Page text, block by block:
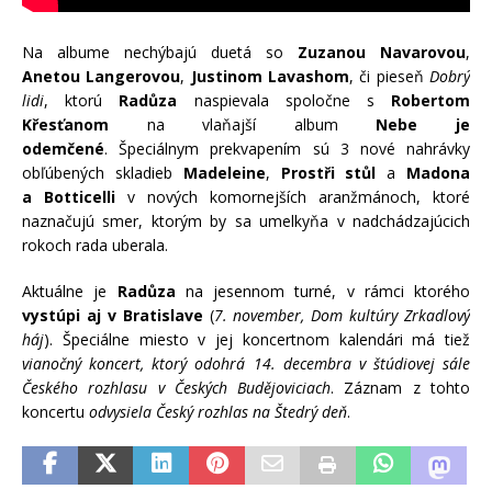
Na albume nechýbajú duetá so Zuzanou Navarovou,
Anetou Langerovou, Justinom Lavashom, či pieseň Dobrý
lidi, ktorú Radůza naspievala spoločne s Robertom
Křesťanom na vlaňajší album Nebe je
odemčené. Špeciálnym prekvapením sú 3 nové nahrávky
obľúbených skladieb Madeleine, Prostři stůl a Madona
a Botticelli v nových komornejších aranžmánoch, ktoré
naznačujú smer, ktorým by sa umelkyňa v nadchádzajúcich
rokoch rada uberala.
Aktuálne je Radůza na jesennom turné, v rámci ktorého
vystúpi aj v Bratislave (7. november, Dom kultúry Zrkadlový
háj). Špeciálne miesto v jej koncertnom kalendári má tiež
vianočný koncert, ktorý odohrá 14. decembra v štúdiovej sále
Českého rozhlasu v Českých Budějoviciach. Záznam z tohto
koncertu odvysiela Český rozhlas na Štedrý deň.